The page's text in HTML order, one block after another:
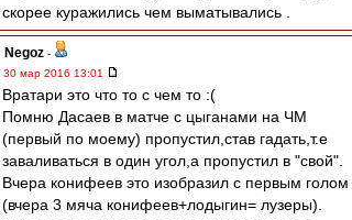
скорее куражились чем выматывались .
Negoz -
30 мар 2016 13:01
Вратари это что то с чем то :(
Помню Дасаев в матче с цыганами на ЧМ
(первый по моему) пропустил,став гадать,т.е
заваливаться в один угол,а пропустил в "свой".
Вчера конифеев это изобразил с первым голом
(вчера 3 мяча конифеев+лодыгин= лузеры).